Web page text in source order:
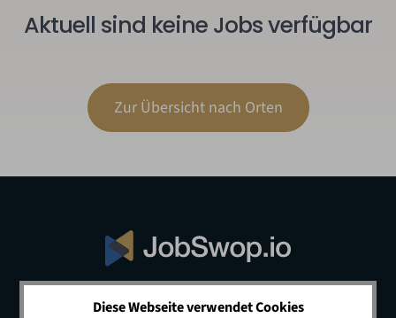
Aktuell sind keine Jobs verfügbar
Zur Übersicht nach Orten
Diese Webseite verwendet Cookies